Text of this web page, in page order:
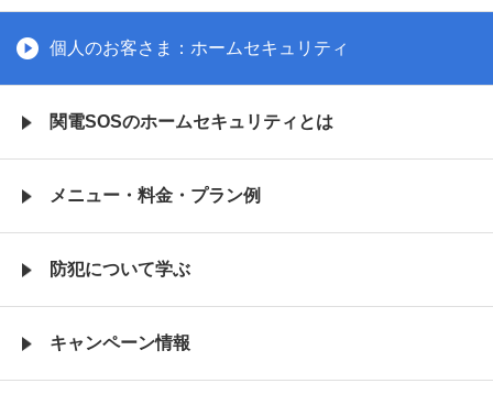
個人のお客さま：ホームセキュリティ
関電SOSのホームセキュリティとは
メニュー・料金・ プラン例
防犯について学ぶ
キャンペーン情報